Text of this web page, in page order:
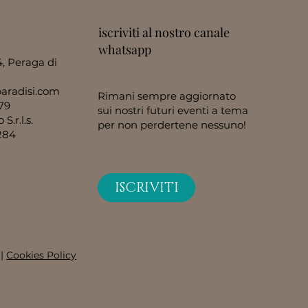
Peraga di
iscriviti al nostro canale
whatsapp
Rimani sempre aggiornato
sui nostri futuri eventi a tema
per non perdertene nessuno!
ISCRIVITI
Cookies Policy